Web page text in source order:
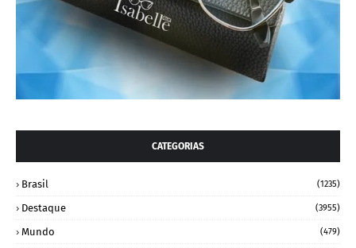
CATEGORIAS
Brasil (1235)
Destaque (3955)
Mundo (479)